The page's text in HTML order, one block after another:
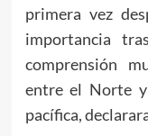
primera vez
importancia
comprensión
entre el Norte
pacífica,